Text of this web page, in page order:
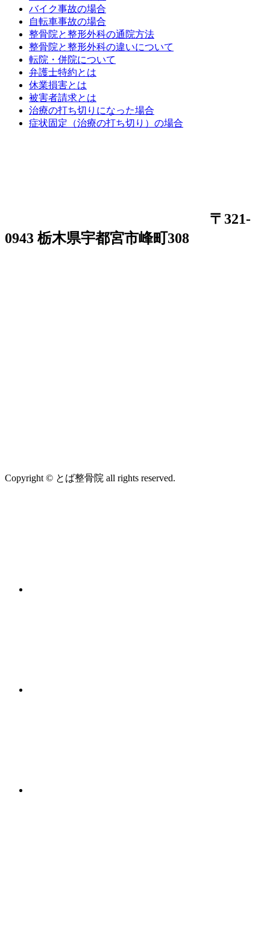
バイク事故の場合
自転車事故の場合
整骨院と整形外科の通院方法
整骨院と整形外科の違いについて
転院・併院について
弁護士特約とは
休業損害とは
被害者請求とは
治療の打ち切りになった場合
症状固定（治療の打ち切り）の場合
〒321-
0943 栃木県宇都宮市峰町308
Copyright © とば整骨院 all rights reserved.